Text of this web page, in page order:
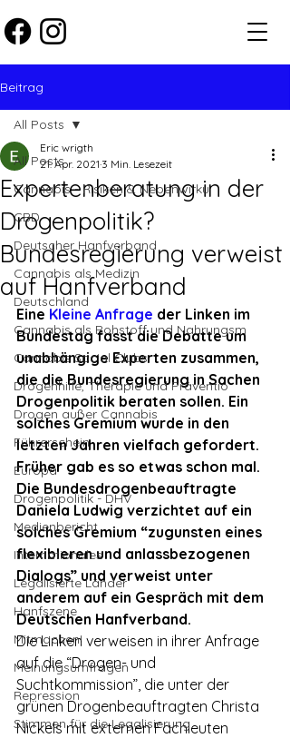
Beitrag
All Posts
Cannabis - Risiken & Nebenwirku
CBD
Deutscher Hanfverband
Cannabis als Medizin
Deutschland
Cannabis als Rohstoff und Nahrungsm
Cannabis Social Clubs
Drogenhilfe, Therapie und Präventio
Drogen außer Cannabis
Führerschein
Europa
Drogenpolitik - DHV
Medienbericht
Internationales
Legalisierte Länder
Hanfszene
Mitmachen!
Meinungsumfragen
Repression
Stimmen für die Legalisierung
All Posts
Expertenberatung in der
Drogenpolitik?
Bundesregierung verweist
auf Hanfverband
Eric wrigth
21. Apr. 2021 3 Min. Lesezeit
Eine Kleine Anfrage der Linken im
Bundestag fasst die Debatte um
unabhängige Experten zusammen,
die die Bundesregierung in Sachen
Drogenpolitik beraten sollen. Ein
solches Gremium wurde in den
letzten Jahren vielfach gefordert.
Früher gab es so etwas schon mal.
Die Bundesdrogenbeauftragte
Daniela Ludwig verzichtet auf ein
solches Gremium “zugunsten eines
flexibleren und anlassbezogenen
Dialogs” und verweist unter
anderem auf ein Gespräch mit dem
Deutschen Hanfverband.
Die Linken verweisen in ihrer Anfrage
auf die “Drogen- und
Suchtkommission”, die unter der
grünen Drogenbeauftragten Christa
Nickels mit externen Fachleuten